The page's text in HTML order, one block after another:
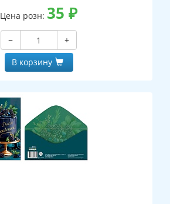
Цена розн: 35 ₽
−
+
В корзину